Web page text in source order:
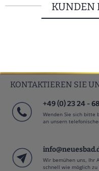
KUNDEN
KONTAKTIEREN SIE
+49 (0) 23 24 -
Wenden Sie sich bitte
an unsern
Wir bemühen uns, Ihr
schnell wie möglich